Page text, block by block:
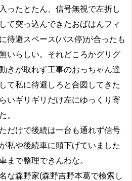
ったとたん、信号無視で左折し
て突っ込んできたおばはんフィ
待避スペース(バス停)が合ったも
いらしい。それどころかグリグ
きが取れず工事のおっちゃん達
て私に待避しろと合図してきた
いギリギリだけ左にゆっくり寄
。
だけで後続は一台も通れず信号
私や後続車に頭下げていました
まで整理できんわな。
な森野家(森野吉野本葛で検索し